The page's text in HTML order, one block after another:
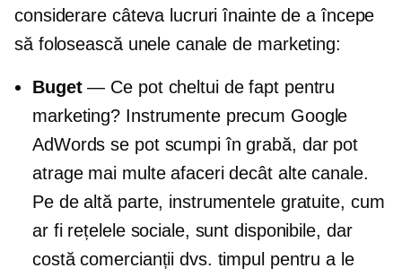
considerare câteva lucruri înainte de a începe
să folosească unele canale de marketing:
Buget— Ce pot cheltui de fapt pentru
marketing? Instrumente precum Google
AdWords se pot scumpi în grabă, dar pot
atrage mai multe afaceri decât alte canale.
Pe de altă parte, instrumentele gratuite, cum
ar fi rețelele sociale, sunt disponibile, dar
costă comercianții dvs. timpul pentru a le